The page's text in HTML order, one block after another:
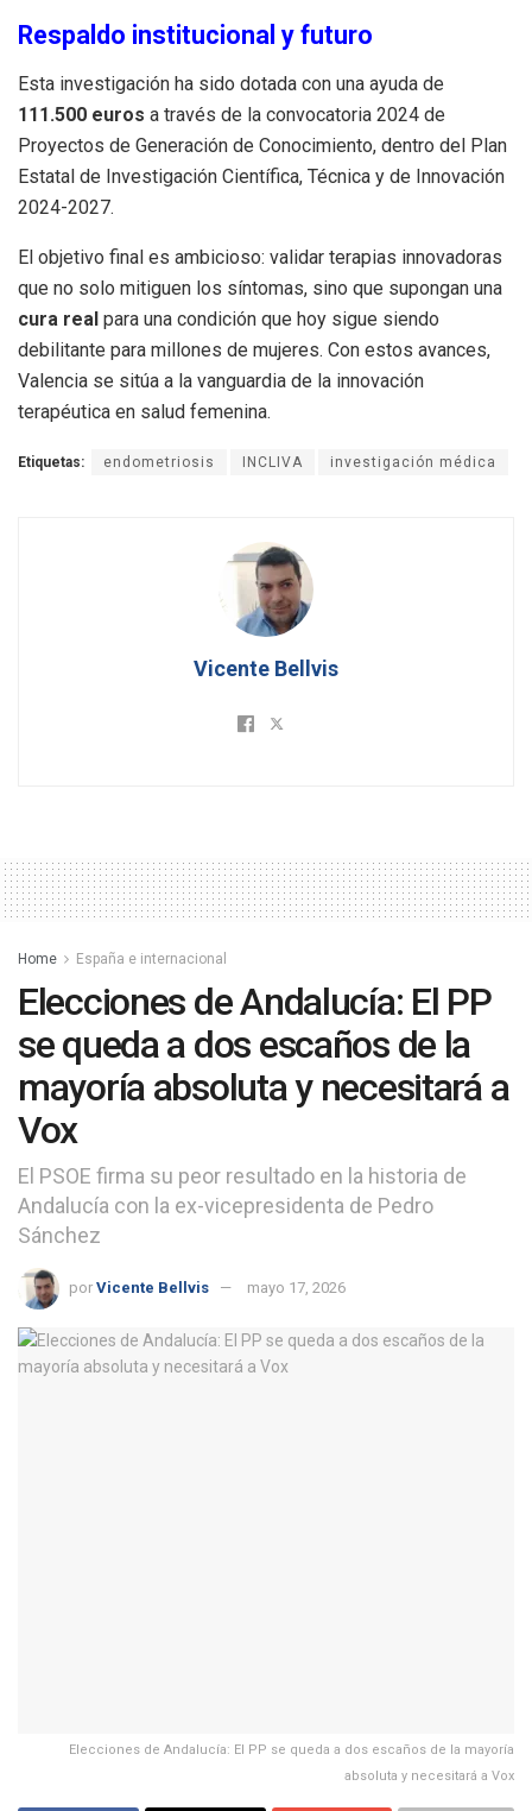
Respaldo institucional y futuro
Esta investigación ha sido dotada con una ayuda de
111.500 euros a través de la convocatoria 2024 de
Proyectos de Generación de Conocimiento, dentro del Plan
Estatal de Investigación Científica, Técnica y de Innovación
2024-2027.
El objetivo final es ambicioso: validar terapias innovadoras
que no solo mitiguen los síntomas, sino que supongan una
cura real para una condición que hoy sigue siendo
debilitante para millones de mujeres. Con estos avances,
Valencia se sitúa a la vanguardia de la innovación
terapéutica en salud femenina.
Etiquetas: endometriosis INCLIVA investigación médica
Vicente Bellvis
Home España e internacional
Elecciones de Andalucía: El PP
se queda a dos escaños de la
mayoría absoluta y necesitará a
Vox
El PSOE firma su peor resultado en la historia de
Andalucía con la ex-vicepresidenta de Pedro
Sánchez
por Vicente Bellvis mayo 17, 2026
Elecciones de Andalucía: El PP se queda a dos escaños de la mayoría
absoluta y necesitará a Vox